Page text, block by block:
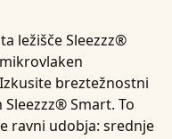
ležišče Sleezzz®
breztežnostni
Smart. To
ravni udobja: srednje